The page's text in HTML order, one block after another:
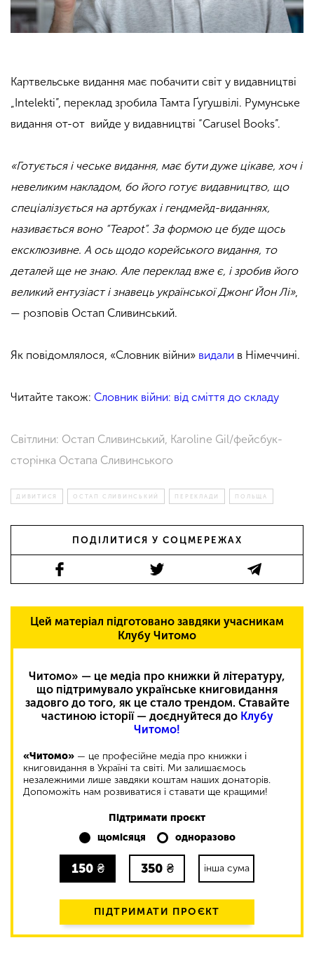
Картвельське видання має побачити світ у видавництві
„Intelekti”, переклад зробила Тамта Ґуґушвілі. Румунське
видання от-от вийде у видавництві “Carusel Books”.
«Готується і чеське видання, має бути дуже цікаве, хоч і
невеликим накладом, бо його готує видавництво, що
спеціалізується на артбуках і гендмейд-виданнях,
називається воно “Teapot”. За формою це буде щось
ексклюзивне. А ось щодо корейського видання, то
деталей ще не знаю. Але переклад вже є, і зробив його
великий ентузіаст і знавець української Джонґ Йон Лі»,
— розповів Остап Сливинський.
Як повідомлялося, «Словник війни» видали в Німеччині.
Читайте також: Словник війни: від сміття до складу
Світлини: Остап Сливинський, Karoline Gil/фейсбук-
сторінка Остапа Сливинського
ДИВИТИСЯ ОСТАП СЛИВИНСЬКИЙ ПЕРЕКЛАДИ ПОЛЬЩА
ПОДІЛИТИСЯ У СОЦМЕРЕЖАХ
Цей матеріал підготовано завдяки учасникам
Клубу Читомо
Читомо» — це медіа про книжки й літературу,
що підтримувало українське книговидання
задовго до того, як це стало трендом. Ставайте
частиною історії — доєднуйтеся до Клубу
Читомо!
«Читомо» — це професійне медіа про книжки і
книговидання в Україні та світі. Ми залишаємось
незалежними лише завдяки коштам наших донаторів.
Допоможіть нам розвиватися і ставати ще кращими!
Підтримати проєкт
щомісяця
одноразово
150 ₴ 350 ₴ інша сума
ПІДТРИМАТИ ПРОЄКТ